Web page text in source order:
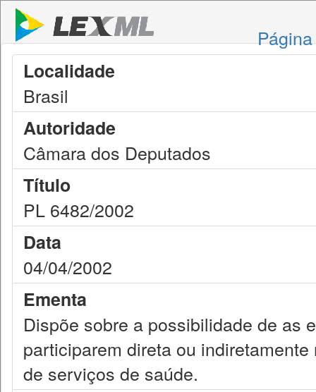
Localidade
Brasil
Autoridade
Câmara dos Deputados
Título
PL 6482/2002
Data
04/04/2002
Ementa
Dispõe sobre a possibilidade de as
participarem direta ou
de serviços de saúde.